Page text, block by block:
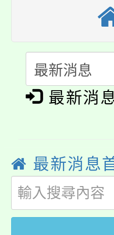
程，歡
心理、諮
系所師生
縣市「
門員」簡
踴躍報名
桃園市
展演活動
115年度
義教育推
公告本校
代理(課)
「2026
生本土語
公告本校
代理(課)
公告本校
代理(課)
轉知中
《
轉知苗
最新消
最新消息